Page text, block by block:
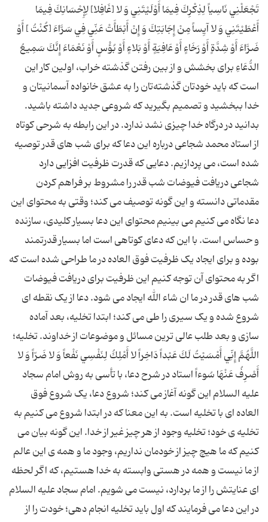
تَجْعَلْنِي نَاسِياً لِذِكْرِكَ فِيمَا أَوْلَيْتَنِي وَ لا [غَافِلا] لِإِحْسَانِكَ فِيمَا
أَعْطَيْتَنِي وَ لا آيِساً مِنْ إِجَابَتِكَ وَ إِنْ أَبْطَأَتْ عَنِّي فِي سَرَّاءَ [كُنْتُ ] أَوْ
ضَرَّاءَ أَوْ شِدَّةٍ أَوْ رَخَاءٍ أَوْ عَافِيَةٍ أَوْ بَلاءٍ أَوْ بُؤْسٍ أَوْ نَعْمَاءَ إِنَّكَ سَمِيعُ
الدُّعَاءِ برای بخشش و از بین رفتن گذشته خراب، اولین کار این
است که باید خودتان گذشته‌تان را به عشق خانواده آسمانیتان و
خدا ببخشید و تصمیم بگیرید که شروعی جدید داشته باشید.
بدانید در درگاه خدا چیزی نشد ندارد. در این رابطه به شرحی کوتاه
از استاد محمد شجاعی درباره این دعا که برای شب های قدر توصیه
شده است، می پردازیم. دعایی که قدرت ظرفیت افزایی دارد
شجاعی دریافت فیوضات شب قدر را مشروط بر فراهم کردن
مقدماتی دانسته و این گونه توصیف می کند؛ وقتی به محتوای این
دعا نگاه می کنیم می بینیم محتوای این دعا بسیار کلیدی، سازنده
و حساس است. با این که دعای کوتاهی است اما بسیار قدرتمند
بوده و برای ایجاد یک ظرفیت فوق العاده در ما طراحی شده است که
اگر به محتوای آن توجه کنیم این ظرفیت برای دریافت فیوضات
شب های قدر در ما ان شاء الله ایجاد می شود. دعا از یک نقطه ای
شروع شده و یک سیری را طی می کند؛ ابتدا تخلیه، بعد آماده
سازی و بعد طلب عالی ترین مسائل و موضوعات از خداوند. تخلیه؛
اللَّهُمَّ إِنِّي أَمْسَيْتُ لَكَ عَبْداً دَاخِراً لا أَمْلِكُ لِنَفْسِي نَفْعاً وَ لا ضَرّاً وَ لا
أَصْرِفُ عَنْهَا سُوءاً استاد در شرح دعا، با تأسی به روش امام سجاد
علیه السلام این گونه آغاز می کند؛ شروع دعا، یک شروع فوق
العاده ای با تخلیه است. به این معنا که در ابتدا شروع می کنیم به
تخلیه ی خود؛ تخلیه وجود از هر چیز غیر از خدا. این گونه بیان می
کنیم که ما هیچ چیز از خودمان نداریم، وجود ما و همه ی این عالم
از ما نیست و همه در هستی وابسته به خدا هستیم، که اگر لحظه
ای عنایتش را از ما بردارد، نیست می شویم. امام سجاد علیه السلام
در این دعا می فرمایند که اول باید تخلیه انجام دهی؛ خودت را از